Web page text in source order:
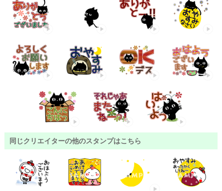
同じクリエイターの他のスタンプはこちら